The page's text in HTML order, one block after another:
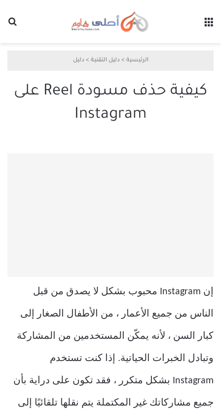
الرئيسية > دليل التقنية > دليل
كيفية حذف مسودة Reel على
Instagram
إن Instagram محبوب بشكل لا يصدق من قبل
الناس من جميع الأعمار ، من الأطفال الصغار إلى
كبار السن ، لأنه يمكّن المستخدمين من المشاركة
وتبادل الخبرات الحياتية. إذا كنت تستخدم
Instagram بشكل متكرر ، فقد تكون على دراية بأن
جميع مشاركاتك غير المكتملة يتم نقلها تلقائيًا إلى